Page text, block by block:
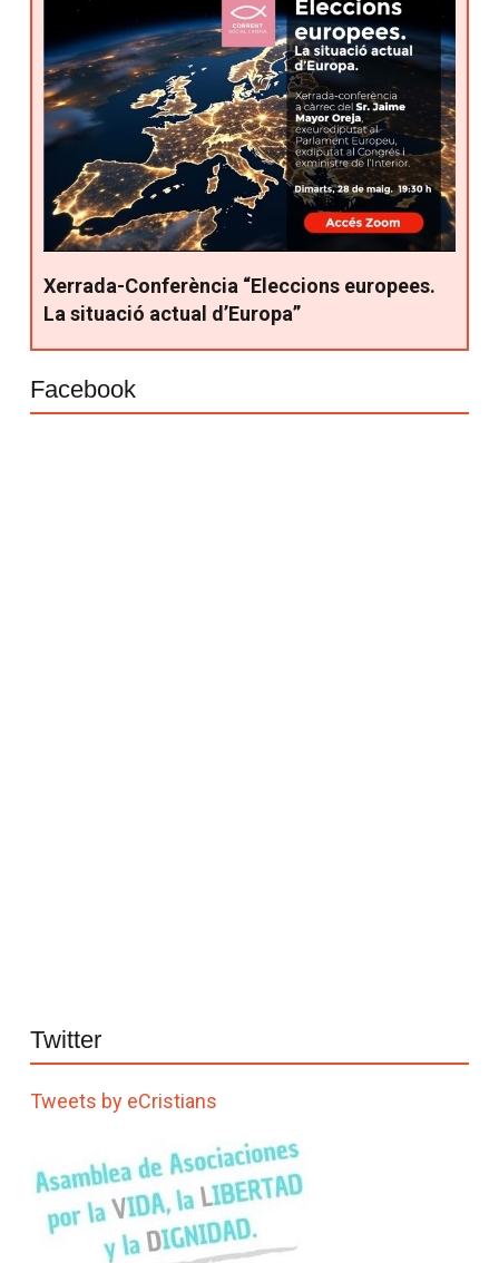
Xerrada-Conferència “Eleccions europees.
La situació actual d’Europa”
Facebook
Twitter
Tweets by eCristians